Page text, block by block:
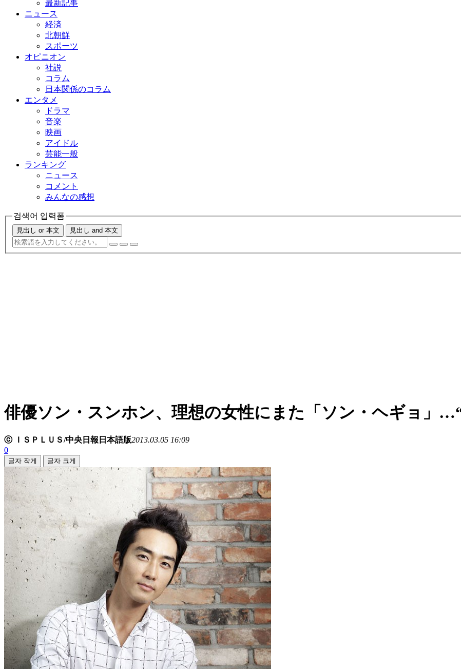
最新記事
ニュース
経済
北朝鮮
スポーツ
オピニオン
社説
コラム
日本関係のコラム
エンタメ
ドラマ
音楽
映画
アイドル
芸能一般
ランキング
ニュース
コメント
みんなの感想
검색어 입력폼
見出し or 本文 見出し and 本文
俳優ソン・スンホン、理想の女性にまた「ソン・ヘギョ」
ⓒ ＩＳＰＬＵＳ/中央日報日本語版2013.03.05 16:09
0
글자 작게 글자 크게